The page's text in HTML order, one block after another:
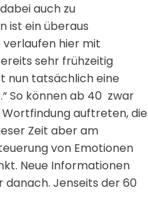
auch zu
ist ein überaus
hier mit
sehr frühzeitig
nun tatsächlich eine
So können ab 40 zwar
Wortfindung auftreten, die
Zeit aber am
von Emotionen
Neue Informationen
Jenseits der 60